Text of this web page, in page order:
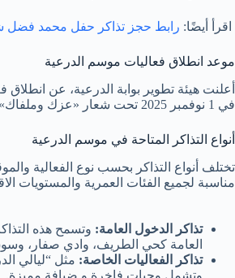
اقرأ أيضًا: رابط حجز تذاكر حفل محمد فضل
موعد انطلاق فعاليات موسم الدرعية
أعلنت هيئة تطوير بوابة الدرعية، عن
في 1 نوفمبر 2025 تحت شعار «عزك وملفاك».
أنواع التذاكر المتاحة في موسم الدرعية
تختلف أنواع التذاكر بحسب نوع الفعالية
مناسبة لجميع الفئات العمرية والمستويات
تذاكر الدخول العامة: وتسمح هذه
العامة كحي الطريف، وادي صفار،
تذاكر الفعاليات الخاصة: مثل “ليالي
وتشمل وجبات فاخرة و ضيافة مميزة.